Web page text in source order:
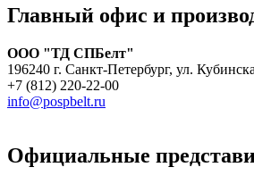
Главный офис и
ООО "ТД СПБелт"
196240 г. Санкт-Петербург, ул.
+7 (812) 220-22-00
info@pospbelt.ru
Официальные